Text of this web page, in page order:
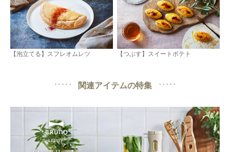
【泡立てる】スフレオムレツ 【つぶす】スイートポテト
関連アイテムの特集